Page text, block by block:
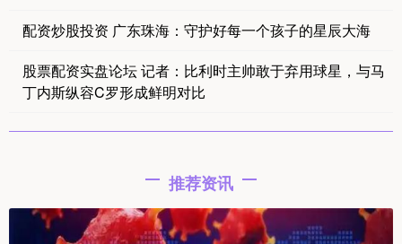
配资炒股投资 广东珠海：守护好每一个孩子的星辰大海
股票配资实盘论坛 记者：比利时主帅敢于弃用球星，与马
丁内斯纵容C罗形成鲜明对比
推荐资讯